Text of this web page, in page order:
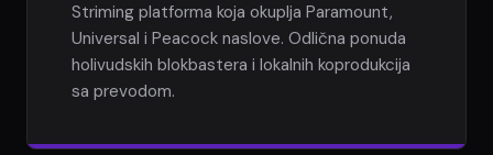
Striming platforma koja okuplja Paramount,
Universal i Peacock naslove. Odlična ponuda
holivudskih blokbastera i lokalnih koprodukcija
sa prevodom.